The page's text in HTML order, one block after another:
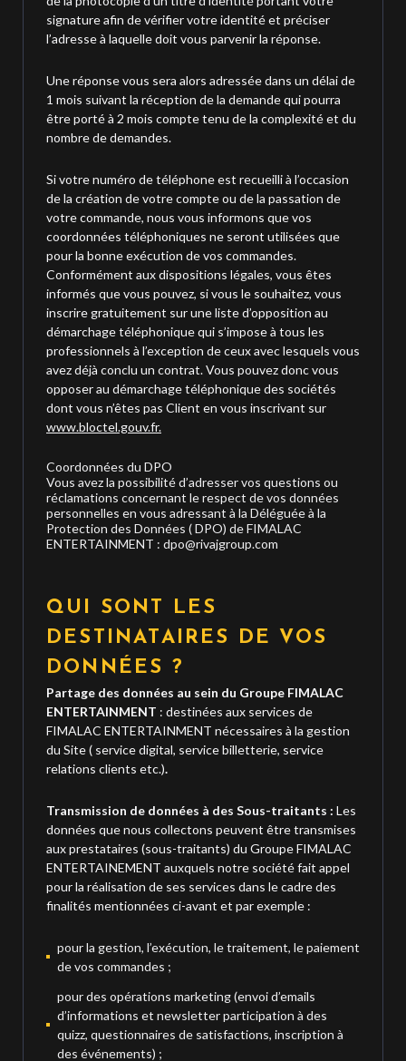
signature afin de vérifier votre identité et préciser
l’adresse à laquelle doit vous parvenir la réponse.
Une réponse vous sera alors adressée dans un délai de
1 mois suivant la réception de la demande qui pourra
être porté à 2 mois compte tenu de la complexité et du
nombre de demandes.
Si votre numéro de téléphone est recueilli à l’occasion
de la création de votre compte ou de la passation de
votre commande, nous vous informons que vos
coordonnées téléphoniques ne seront utilisées que
pour la bonne exécution de vos commandes.
Conformément aux dispositions légales, vous êtes
informés que vous pouvez, si vous le souhaitez, vous
inscrire gratuitement sur une liste d’opposition au
démarchage téléphonique qui s’impose à tous les
professionnels à l’exception de ceux avec lesquels vous
avez déjà conclu un contrat. Vous pouvez donc vous
opposer au démarchage téléphonique des sociétés
dont vous n’êtes pas Client en vous inscrivant sur
www.bloctel.gouv.fr.
Coordonnées du DPO
Vous avez la possibilité d’adresser vos questions ou
réclamations concernant le respect de vos données
personnelles en vous adressant à la Déléguée à la
Protection des Données ( DPO) de FIMALAC
ENTERTAINMENT : dpo@rivajgroup.com
QUI SONT LES
DESTINATAIRES DE VOS
DONNÉES ?
Partage des données au sein du Groupe FIMALAC
ENTERTAINMENT : destinées aux services de
FIMALAC ENTERTAINMENT nécessaires à la gestion
du Site ( service digital, service billetterie, service
relations clients etc.).
Transmission de données à des Sous-traitants : Les
données que nous collectons peuvent être transmises
aux prestataires (sous-traitants) du Groupe FIMALAC
ENTERTAINEMENT auxquels notre société fait appel
pour la réalisation de ses services dans le cadre des
finalités mentionnées ci-avant et par exemple :
pour la gestion, l’exécution, le traitement, le paiement
de vos commandes ;
pour des opérations marketing (envoi d’emails
d’informations et newsletter participation à des
quizz, questionnaires de satisfactions, inscription à
des événements) ;